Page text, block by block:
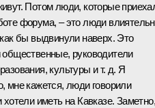
Потом люди, которые
форума, – это люди
бы выдвинули наверх. Это
общественные, руководители
культуры и т. д. Я
мне кажется, люди говорили
иметь на Кавказе. Заметно,